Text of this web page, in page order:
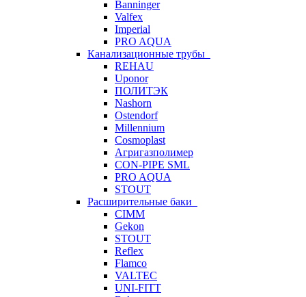
Banninger
Valfex
Imperial
PRO AQUA
Канализационные трубы
REHAU
Uponor
ПОЛИТЭК
Nashorn
Ostendorf
Millennium
Cosmoplast
Агригазполимер
CON-PIPE SML
PRO AQUA
STOUT
Расширительные баки
CIMM
Gekon
STOUT
Reflex
Flamco
VALTEC
UNI-FITT